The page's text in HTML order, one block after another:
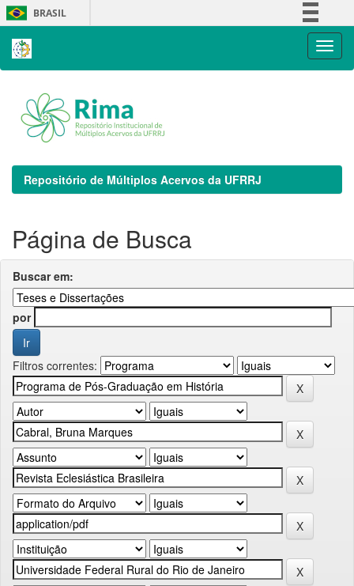
Skip
navigation
BRASIL
Repositório de Múltiplos Acervos da UFRRJ
Página de Busca
Buscar em:
por
Filtros correntes: